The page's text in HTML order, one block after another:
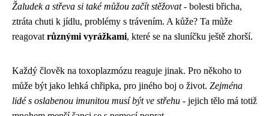
Žaludek a střeva si také můžou začít stěžovat- bolesti břicha,
ztráta chuti k jídlu, problémy s trávením. A kůže? Ta může
reagovat různými vyrážkami, které se na sluníčku ještě zhorší.
Každý člověk na toxoplazmózu reaguje jinak. Pro někoho to
může být jako lehká chřipka, pro jiného boj o život. Zejména
lidé s oslabenou imunitou musí být ve střehu - jejich tělo má totiž